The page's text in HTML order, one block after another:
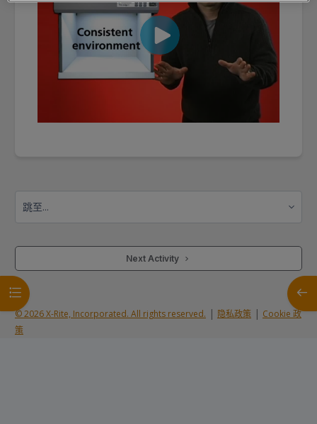
打开课程索引 打开
Next Activity
© 2026 X-Rite, Incorporated. All rights reserved. | 隐私政策| Cookie 政
策